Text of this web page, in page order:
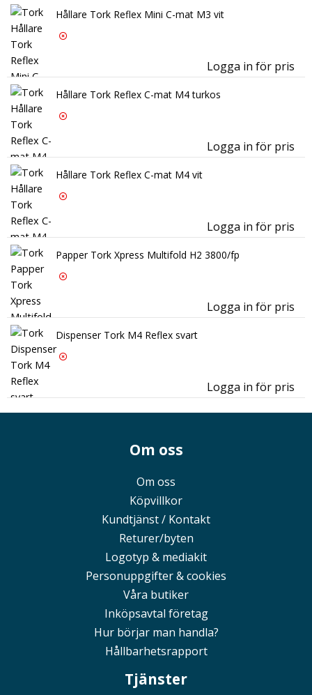
Hållare Tork Reflex Mini C-mat M3 vit
Logga in för pris
Hållare Tork Reflex C-mat M4 turkos
Logga in för pris
Hållare Tork Reflex C-mat M4 vit
Logga in för pris
Papper Tork Xpress Multifold H2 3800/fp
Logga in för pris
Dispenser Tork M4 Reflex svart
Logga in för pris
Om oss
Om oss
Köpvillkor
Kundtjänst / Kontakt
Returer/byten
Logotyp & mediakit
Personuppgifter & cookies
Våra butiker
Inköpsavtal företag
Hur börjar man handla?
Hållbarhetsrapport
Tjänster